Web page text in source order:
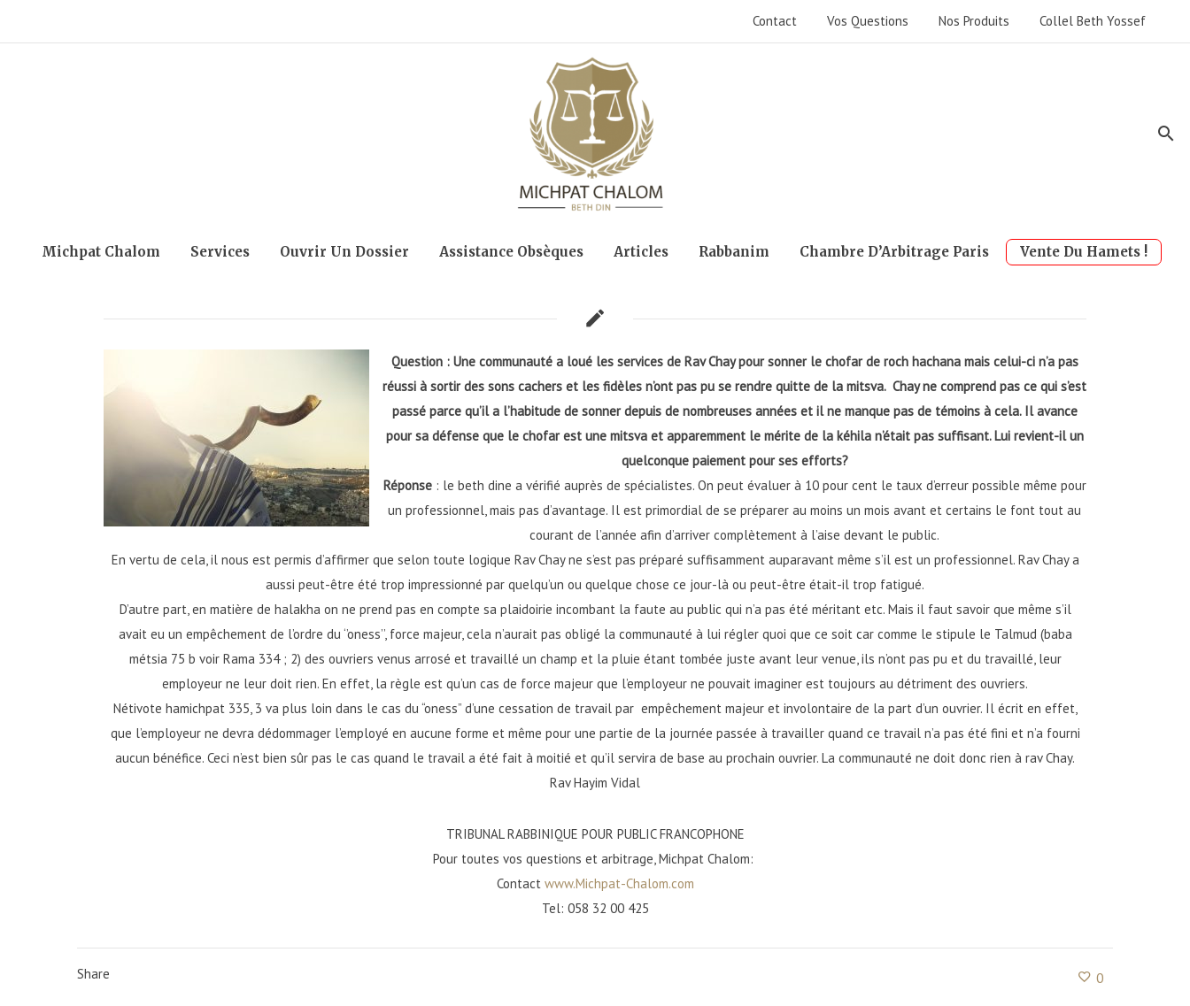
Contact Vos Questions Nos Produits Collel Beth Yossef
Michpat Chalom Services Ouvrir Un Dossier Assistance Obsèques Articles Rabbanim Chambre D’Arbitrage Paris Vente Du Hamets !
Question : Une communauté a loué les services de Rav Chay pour sonner le chofar de roch hachana mais celui-ci n’a pas
réussi à sortir des sons cachers et les fidèles n’ont pas pu se rendre quitte de la mitsva. Chay ne comprend pas ce qui s’est
passé parce qu’il a l’habitude de sonner depuis de nombreuses années et il ne manque pas de témoins à cela. Il avance
pour sa défense que le chofar est une mitsva et apparemment le mérite de la kéhila n’était pas suffisant. Lui revient-il un
quelconque paiement pour ses efforts?
Réponse: le beth dine a vérifié auprès de spécialistes. On peut évaluer à 10 pour cent le taux d’erreur possible même pour
un professionnel, mais pas d’avantage. Il est primordial de se préparer au moins un mois avant et certains le font tout au
courant de l’année afin d’arriver complètement à l’aise devant le public.
En vertu de cela, il nous est permis d’affirmer que selon toute logique Rav Chay ne s’est pas préparé suffisamment auparavant même s’il est un professionnel. Rav Chay a
aussi peut-être été trop impressionné par quelqu’un ou quelque chose ce jour-là ou peut-être était-il trop fatigué.
D’autre part, en matière de halakha on ne prend pas en compte sa plaidoirie incombant la faute au public qui n’a pas été méritant etc. Mais il faut savoir que même s’il
avait eu un empêchement de l’ordre du ‘’oness’’, force majeur, cela n’aurait pas obligé la communauté à lui régler quoi que ce soit car comme le stipule le Talmud (baba
métsia 75 b voir Rama 334 ; 2) des ouvriers venus arrosé et travaillé un champ et la pluie étant tombée juste avant leur venue, ils n’ont pas pu et du travaillé, leur
employeur ne leur doit rien. En effet, la règle est qu’un cas de force majeur que l’employeur ne pouvait imaginer est toujours au détriment des ouvriers.
Nétivote hamichpat 335, 3 va plus loin dans le cas du “oness” d’une cessation de travail par empêchement majeur et involontaire de la part d’un ouvrier. Il écrit en effet,
que l’employeur ne devra dédommager l’employé en aucune forme et même pour une partie de la journée passée à travailler quand ce travail n’a pas été fini et n’a fourni
aucun bénéfice. Ceci n’est bien sûr pas le cas quand le travail a été fait à moitié et qu’il servira de base au prochain ouvrier. La communauté ne doit donc rien à rav Chay.
Rav Hayim Vidal
TRIBUNAL RABBINIQUE POUR PUBLIC FRANCOPHONE
Pour toutes vos questions et arbitrage, Michpat Chalom:
Contact www.Michpat-Chalom.com
Tel: 058 32 00 425
Share 0